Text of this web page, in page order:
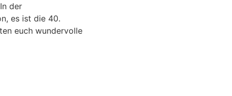
der
es ist die 40.
euch wundervolle